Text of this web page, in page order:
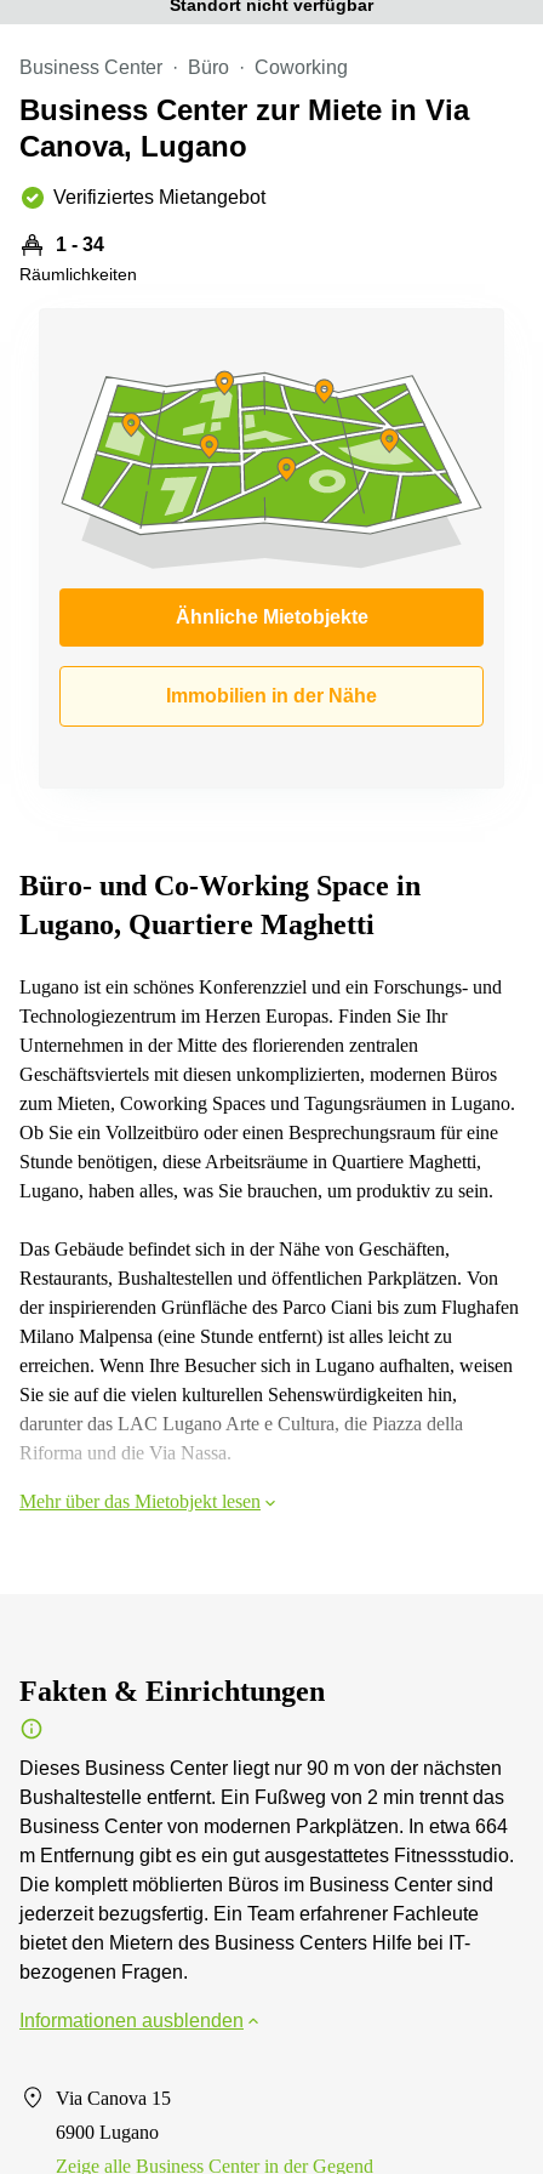
mieten
Luzern
Business
Center
Center
Zug
29 Basel
Zugerstrasse
Glärnischstrasse
13 Wil
Werftestrasse
Standort nicht verfügbar
Business Center Büro Coworking
Business Center zur Miete in Via
Canova, Lugano
Verifiziertes Mietangebot
1 - 34
Räumlichkeiten
Ähnliche Mietobjekte
Immobilien in der Nähe
Büro- und Co-Working Space in
Lugano, Quartiere Maghetti
Lugano ist ein schönes Konferenzziel und ein Forschungs- und
Technologiezentrum im Herzen Europas. Finden Sie Ihr
Unternehmen in der Mitte des florierenden zentralen
Geschäftsviertels mit diesen unkomplizierten, modernen Büros
zum Mieten, Coworking Spaces und Tagungsräumen in Lugano.
Ob Sie ein Vollzeitbüro oder einen Besprechungsraum für eine
Stunde benötigen, diese Arbeitsräume in Quartiere Maghetti,
Lugano, haben alles, was Sie brauchen, um produktiv zu sein.
Das Gebäude befindet sich in der Nähe von Geschäften,
Restaurants, Bushaltestellen und öffentlichen Parkplätzen. Von
der inspirierenden Grünfläche des Parco Ciani bis zum Flughafen
Milano Malpensa (eine Stunde entfernt) ist alles leicht zu
erreichen. Wenn Ihre Besucher sich in Lugano aufhalten, weisen
Sie sie auf die vielen kulturellen Sehenswürdigkeiten hin,
darunter das LAC Lugano Arte e Cultura, die Piazza della
Riforma und die Via Nassa.
Mehr über das Mietobjekt lesen
Fakten & Einrichtungen
Dieses Business Center liegt nur 90 m von der nächsten
Bushaltestelle entfernt. Ein Fußweg von 2 min trennt das
Business Center von modernen Parkplätzen. In etwa 664
m Entfernung gibt es ein gut ausgestattetes Fitnessstudio.
Die komplett möblierten Büros im Business Center sind
jederzeit bezugsfertig. Ein Team erfahrener Fachleute
bietet den Mietern des Business Centers Hilfe bei IT-
bezogenen Fragen.
Informationen ausblenden
Via Canova 15
6900 Lugano
Zeige alle Business Center in der Gegend